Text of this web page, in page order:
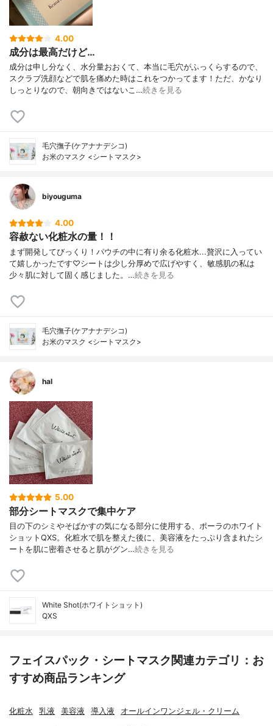
4.00
成分は最高だけど…
成分は申し分なく、水分量おおくて、本当に毛穴がふっくらするので、
スクラブ洗顔などで肌を痛めた時はこれをつかってます！ただ、かなり
しっとりなので、朝向きではないこ…続きを見る
毛穴撫子(ケアナナデシコ)
お米のマスク <シートマスク>
biyouguma
4.00
容赦ない化粧水の量！！
まず開発してびっくり！パウチの中に有り余る化粧水...贅沢に入ってい
て嬉しかったです♡シートは少し分厚めで広げやすく、敏感肌の私は
少々肌に対して固く感じました。…続きを見る
毛穴撫子(ケアナナデシコ)
お米のマスク <シートマスク>
hal
5.00
部分シートマスクで集中ケア
目の下のシミやそばかすの気になる部分に使用する、ポーラのホワイト
ショットQXS。化粧水で肌を整えた後に、美容液をたっぷり含まれたシ
ートを肌に密着させると肌がグン…続きを見る
White Shot(ホワイトショット)
QXS
フェイスパック・シートマスク関連カテゴリ：お
すすめ商品ランキング
化粧水 乳液 美容液 導入液 オールインワンジェル・クリーム